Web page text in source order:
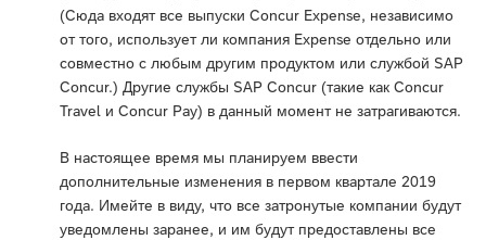
(Сюда входят все выпуски Concur Expense, независимо
от того, использует ли компания Expense отдельно или
совместно с любым другим продуктом или службой SAP
Concur.) Другие службы SAP Concur (такие как Concur
Travel и Concur Pay) в данный момент не затрагиваются.
В настоящее время мы планируем ввести
дополнительные изменения в первом квартале 2019
года. Имейте в виду, что все затронутые компании будут
уведомлены заранее, и им будут предоставлены все